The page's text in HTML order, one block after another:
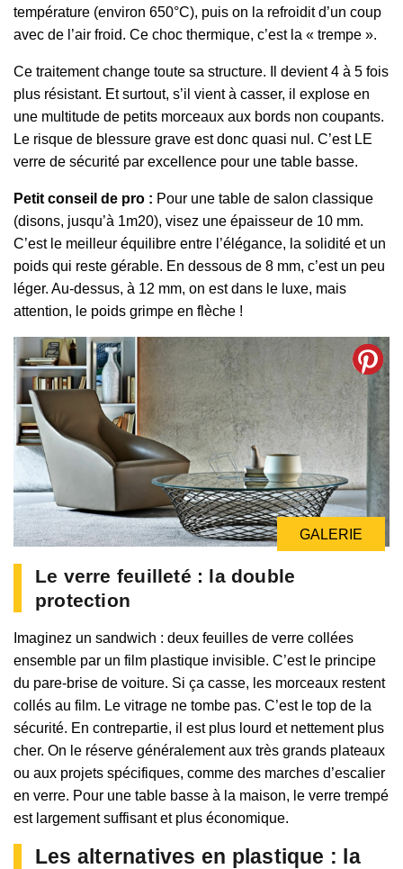
température (environ 650°C), puis on la refroidit d’un coup
avec de l’air froid. Ce choc thermique, c’est la « trempe ».
Ce traitement change toute sa structure. Il devient 4 à 5 fois
plus résistant. Et surtout, s’il vient à casser, il explose en
une multitude de petits morceaux aux bords non coupants.
Le risque de blessure grave est donc quasi nul. C’est LE
verre de sécurité par excellence pour une table basse.
Petit conseil de pro : Pour une table de salon classique
(disons, jusqu’à 1m20), visez une épaisseur de 10 mm.
C’est le meilleur équilibre entre l’élégance, la solidité et un
poids qui reste gérable. En dessous de 8 mm, c’est un peu
léger. Au-dessus, à 12 mm, on est dans le luxe, mais
attention, le poids grimpe en flèche !
GALERIE
Le verre feuilleté : la double
protection
Imaginez un sandwich : deux feuilles de verre collées
ensemble par un film plastique invisible. C’est le principe
du pare-brise de voiture. Si ça casse, les morceaux restent
collés au film. Le vitrage ne tombe pas. C’est le top de la
sécurité. En contrepartie, il est plus lourd et nettement plus
cher. On le réserve généralement aux très grands plateaux
ou aux projets spécifiques, comme des marches d’escalier
en verre. Pour une table basse à la maison, le verre trempé
est largement suffisant et plus économique.
Les alternatives en plastique : la